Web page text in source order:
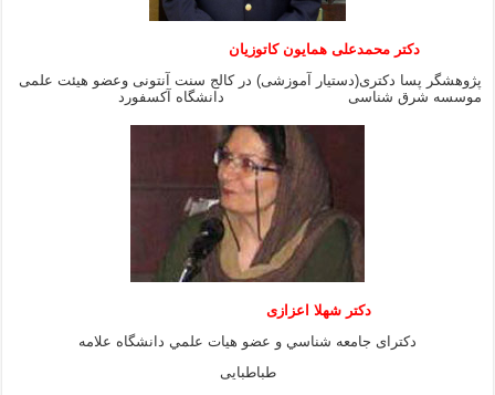
دکتر محمدعلی همایون کاتوزیان
پژوهشگر پسا دکتری(دستیار آموزشی) در کالج سنت آنتونی وعضو هیئت علمی
موسسه شرق شناسی دانشگاه آکسفورد
دكتر شهلا اعزازى
دكتراى جامعه شناسي و عضو هيات علمي دانشگاه علامه
طباطبايى